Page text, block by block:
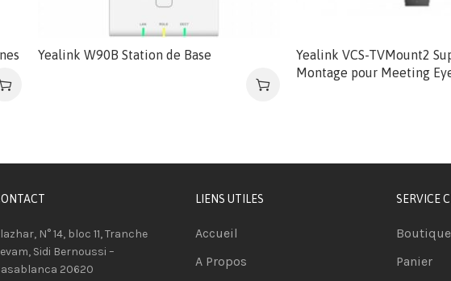
Yealink W90B Station de Base
Yealink VCS-TVMount2
Montage pour Meeting
N° 14, bloc 11, Tranche
Sidi Bernoussi –
20620
LIENS UTILES
Accueil
A Propos
SERVICE
Boutique
Panier